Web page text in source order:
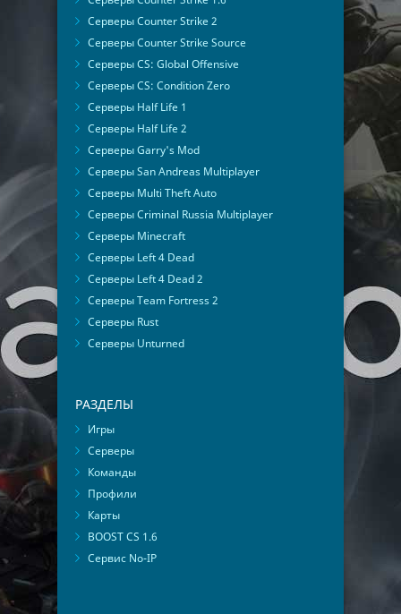
Серверы Counter Strike 2
Серверы Counter Strike Source
Серверы CS: Global Offensive
Серверы CS: Condition Zero
Серверы Half Life 1
Серверы Half Life 2
Серверы Garry's Mod
Серверы San Andreas Multiplayer
Серверы Multi Theft Auto
Серверы Criminal Russia Multiplayer
Серверы Minecraft
Серверы Left 4 Dead
Серверы Left 4 Dead 2
Серверы Team Fortress 2
Серверы Rust
Серверы Unturned
РАЗДЕЛЫ
Игры
Серверы
Команды
Профили
Карты
BOOST CS 1.6
Сервис No-IP